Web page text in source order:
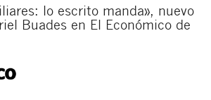
lo escrito manda», nuevo
Buades en El Económico de